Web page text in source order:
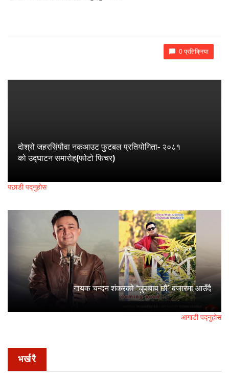
0 प्रतिक्रिया
दोश्रो जहरसिंपौवा नकआउट फुटबल प्रतियोगिता- २०८१
को उद्घाटन समारोह(फोटो फिचर)
पछाडी पद्नुहोस
गायक चन्दन शंकरको ‘चुपचाप छौ’ बजारमा आउँदै
आगाडी पद्नुहोस
भर्खरै